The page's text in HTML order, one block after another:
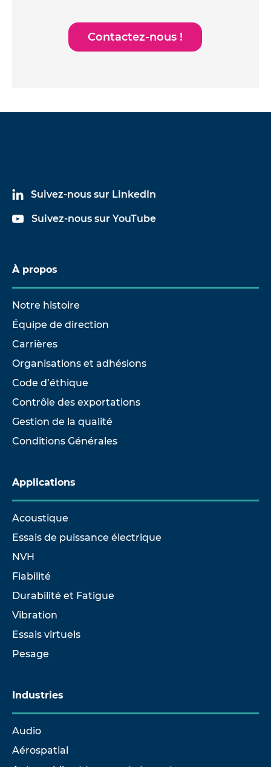
Contactez-nous !
Suivez-nous sur LinkedIn
Suivez-nous sur YouTube
À propos
Notre histoire
Équipe de direction
Carrières
Organisations et adhésions
Code d’éthique
Contrôle des exportations
Gestion de la qualité
Conditions Générales
Applications
Acoustique
Essais de puissance électrique
NVH
Fiabilité
Durabilité et Fatigue
Vibration
Essais virtuels
Pesage
Industries
Audio
Aérospatial